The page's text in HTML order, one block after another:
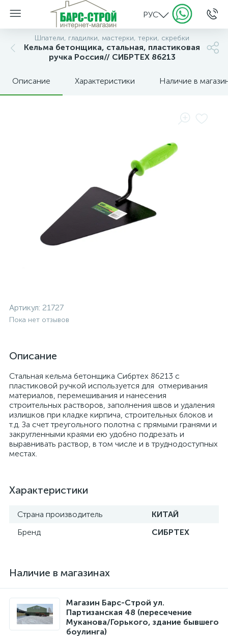
РУС
Шпатели, гладилки, мастерки, терки, скребки
Кельма бетонщика, стальная, пластиковая
ручка Россия// СИБРТЕХ 86213
Описание Характеристики Наличие в
Артикул: 21727
Пока нет отзывов
Описание
Стальная кельма бетонщика Сибртех 86213 с
пластиковой ручкой используется для отмеривания
материалов, перемешивания и нанесения
строительных растворов, заполнения швов и удаления
излишков при кладке кирпича, строительных блоков и
т.д. За счет треугольного полотна с прямыми гранями и
закругленными краями ею удобно подрезать и
выравнивать раствор, в том числе и в труднодоступных
местах.
Характеристики
Страна производитель
КИТАЙ
Бренд
СИБРТЕХ
Наличие в магазинах
Магазин Барс-Строй ул.
Партизанская 48 (пересечение
Муканова/Горького, здание бывшего
боулинга)